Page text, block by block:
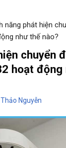
năng phát hiện
như thế nào?
chuyển
hoạt động
Thảo Nguyễn